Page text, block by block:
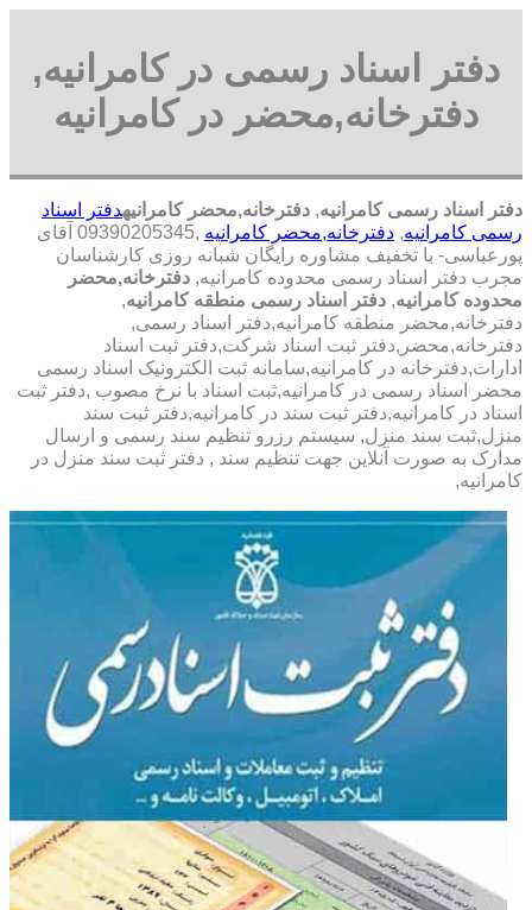
دفتر اسناد رسمی در کامرانیه,
دفترخانه,محضر در کامرانیه
دفتر اسناد رسمی کامرانیه, دفترخانه,محضر کامرانیهدفتر اسناد
رسمی کامرانیه, دفترخانه,محضر کامرانیه
,09390205345 آقای
پورعباسی- با تخفیف مشاوره رايگان شبانه روزی کارشناسان
مجرب دفتر اسناد رسمی محدوده کامرانیه, دفترخانه,محضر
محدوده کامرانیه, دفتر اسناد رسمی منطقه کامرانیه,
دفترخانه,محضر منطقه کامرانیه,دفتر اسناد رسمی,
دفترخانه,محضر,دفتر ثبت اسناد شرکت,دفتر ثبت اسناد
ادارات,دفترخانه در کامرانیه,سامانه ثبت الکترونیک اسناد رسمی
محضر اسناد رسمی در کامرانیه,ثبت اسناد با نرخ مصوب ,دفتر ثبت
اسناد در کامرانیه,دفتر ثبت سند در کامرانیه,دفتر ثبت سند
منزل,ثبت سند منزل, سیستم رزرو تنظیم سند رسمی و ارسال
مدارک به صورت آنلاین جهت تنظیم سند , دفتر ثبت سند منزل در
کامرانیه,